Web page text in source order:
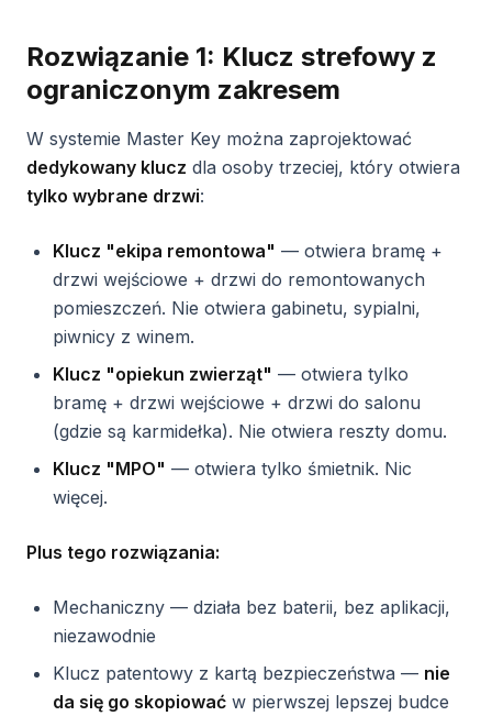
Rozwiązanie 1: Klucz strefowy z
ograniczonym zakresem
W systemie Master Key można zaprojektować
dedykowany klucz dla osoby trzeciej, który otwiera
tylko wybrane drzwi:
Klucz "ekipa remontowa" — otwiera bramę +
drzwi wejściowe + drzwi do remontowanych
pomieszczeń. Nie otwiera gabinetu, sypialni,
piwnicy z winem.
Klucz "opiekun zwierząt" — otwiera tylko
bramę + drzwi wejściowe + drzwi do salonu
(gdzie są karmidełka). Nie otwiera reszty domu.
Klucz "MPO" — otwiera tylko śmietnik. Nic
więcej.
Plus tego rozwiązania:
Mechaniczny — działa bez baterii, bez aplikacji,
niezawodnie
Klucz patentowy z kartą bezpieczeństwa — nie
da się go skopiować w pierwszej lepszej budce